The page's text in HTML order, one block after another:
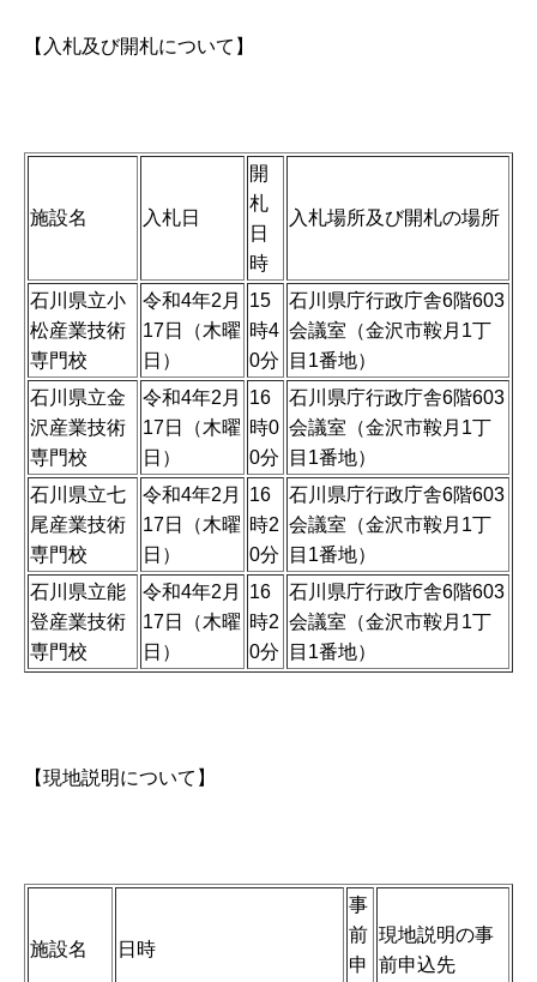
【入札及び開札について】
施設名 入札日
開
札
日
時
入札場所及び開札の場所
石川県立小
松産業技術
専門校
令和4年2月
17日（木曜
日）
15
時4
0分
石川県庁行政庁舎6階603
会議室（金沢市鞍月1丁
目1番地）
石川県立金
沢産業技術
専門校
令和4年2月
17日（木曜
日）
16
時0
0分
石川県庁行政庁舎6階603
会議室（金沢市鞍月1丁
目1番地）
石川県立七
尾産業技術
専門校
令和4年2月
17日（木曜
日）
16
時2
0分
石川県庁行政庁舎6階603
会議室（金沢市鞍月1丁
目1番地）
石川県立能
登産業技術
専門校
令和4年2月
17日（木曜
日）
16
時2
0分
石川県庁行政庁舎6階603
会議室（金沢市鞍月1丁
目1番地）
【現地説明について】
施設名 日時
事
前
申
現地説明の事
前申込先